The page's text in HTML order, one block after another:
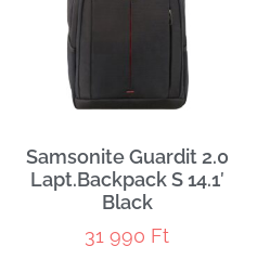
Samsonite Guardit 2.0
Lapt.Backpack S 14.1′
Black
31 990 Ft